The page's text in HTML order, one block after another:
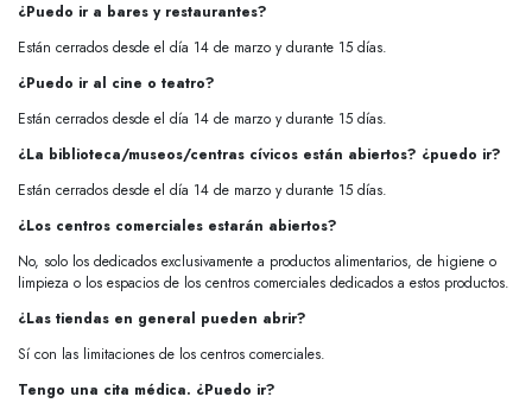
¿Puedo ir a bares y restaurantes?
Están cerrados desde el día 14 de marzo y durante 15 días.
¿Puedo ir al cine o teatro?
Están cerrados desde el día 14 de marzo y durante 15 días.
¿La biblioteca/museos/centras cívicos están abiertos? ¿puedo ir?
Están cerrados desde el día 14 de marzo y durante 15 días.
¿Los centros comerciales estarán abiertos?
No, solo los dedicados exclusivamente a productos alimentarios, de higiene o
limpieza o los espacios de los centros comerciales dedicados a estos productos.
¿Las tiendas en general pueden abrir?
Sí con las limitaciones de los centros comerciales.
Tengo una cita médica. ¿Puedo ir?